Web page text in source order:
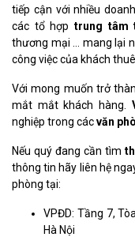
tiếp cận với nhiều
các tổ hợp trung tâm
thương mại … mang lại
công việc của khách thuê.
Với mong muốn trở
mắt mắt khách hàng.
nghiệp trong cácvăn
Nếu quý đang cần tìm
thông tin hãy liên hệ
phòng tại:
VPĐD: Tầng 7,
Hà Nội